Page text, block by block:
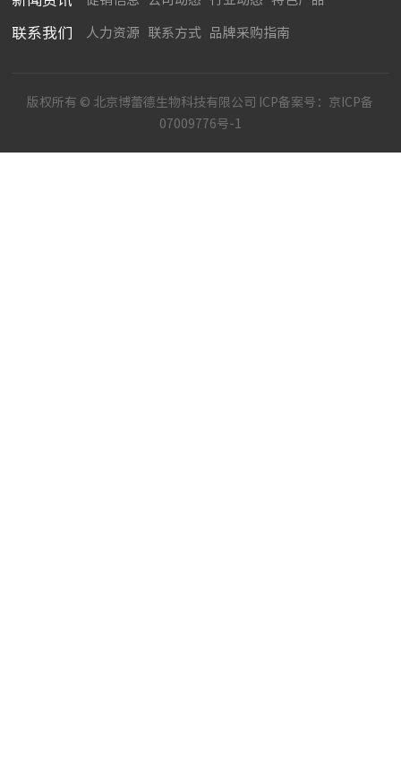
联系我们 人力资源 联系方式 品牌采购指南
版权所有 © 北京博蕾德生物科技有限公司 ICP备案号： 京ICP备
07009776号-1